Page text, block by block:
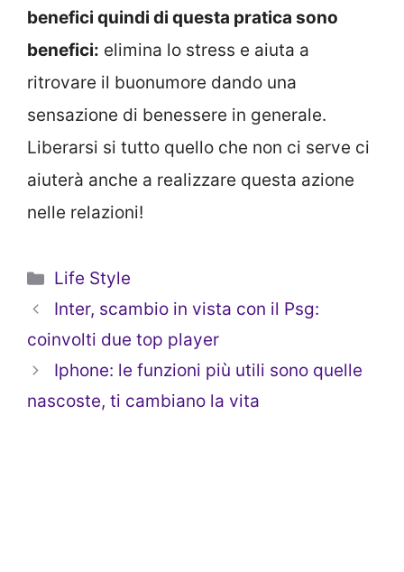
benefici quindi di questa pratica sono
benefici: elimina lo stress e aiuta a
ritrovare il buonumore dando una
sensazione di benessere in generale.
Liberarsi si tutto quello che non ci serve ci
aiuterà anche a realizzare questa azione
nelle relazioni!
Categorie
Life Style
Inter, scambio in vista con il Psg:
coinvolti due top player
Iphone: le funzioni più utili sono quelle
nascoste, ti cambiano la vita